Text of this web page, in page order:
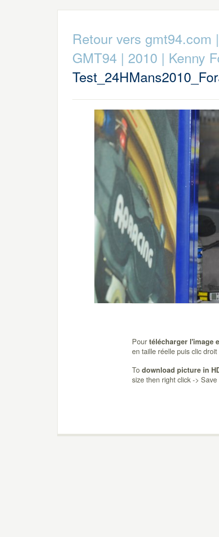
Retour vers gmt94.com
GMT94 | 2010 | Kenny
Pour télécharger l'image
en taille réelle puis clic
To download picture in
size then right click ->